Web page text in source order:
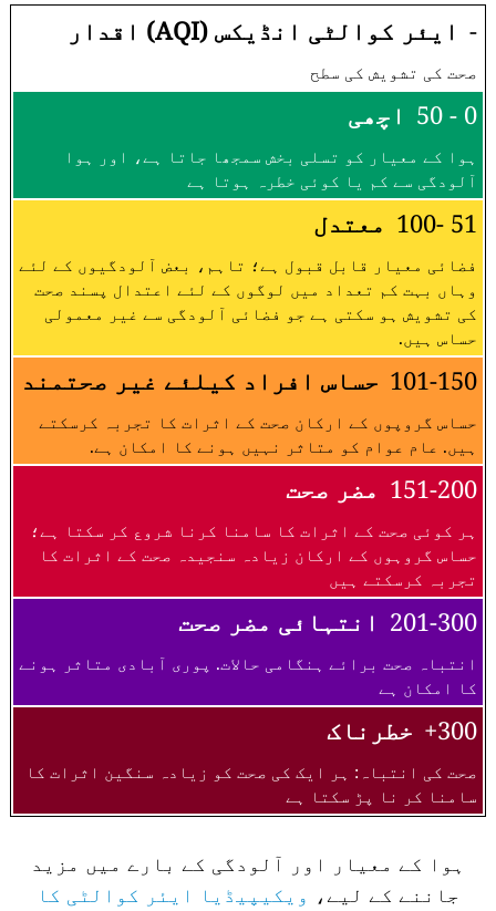
- ایئر کوالٹی انڈیکس (AQI) اقدار
صحت کی تشویش کی سطح
0 - 50 اچھی
ہوا کے معیار کو تسلی بخش سمجھا جاتا ہے، اور ہوا
آلودگی سے کم یا کوئی خطرہ ہوتا ہے
51 -100 معتدل
فضائی معیار قابل قبول ہے؛ تاہم، بعض آلودگیوں کے لئے
وہاں بہت کم تعداد میں لوگوں کے لئے اعتدال پسند صحت
کی تشویش ہو سکتی ہے جو فضائی آلودگی سے غیر معمولی
حساس ہیں.
101-150 حساس افراد کیلئے غیر صحتمند
حساس گروپوں کے ارکان صحت کے اثرات کا تجربہ کرسکتے
ہیں. عام عوام کو متاثر نہیں ہونے کا امکان ہے.
151-200 مضر صحت
ہر کوئی صحت کے اثرات کا سامنا کرنا شروع کر سکتا ہے؛
حساس گروہوں کے ارکان زیادہ سنجیدہ صحت کے اثرات کا
تجربہ کرسکتے ہیں
201-300 انتہائی مضر صحت
انتباہ صحت برائے ہنگامی حالات. پوری آبادی متاثر ہونے
کا امکان ہے
300+ خطرناک
صحت کی انتباہ: ہر ایک کی صحت کو زیادہ سنگین اثرات کا
سامنا کر نا پڑ سکتا ہے
ہوا کے معیار اور آلودگی کے بارے میں مزید
جاننے کے لیے، ویکیپیڈیا ایئر کوالٹی کا